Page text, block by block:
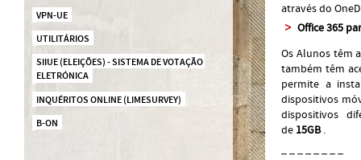
VPN-UE
UTILITÁRIOS
SIIUE (ELEIÇÕES) - SISTEMA DE VOTAÇÃO
ELETRÓNICA
INQUÉRITOS ONLINE (LIMESURVEY)
B-ON
através do
Office 365
Os Alunos têm
também têm
permite a
dispositivos
dispositivos
de 15GB.